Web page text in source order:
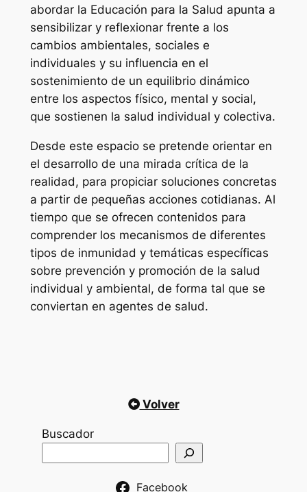
abordar la Educación para la Salud apunta a
sensibilizar y reflexionar frente a los
cambios ambientales, sociales e
individuales y su influencia en el
sostenimiento de un equilibrio dinámico
entre los aspectos físico, mental y social,
que sostienen la salud individual y colectiva.
Desde este espacio se pretende orientar en
el desarrollo de una mirada crítica de la
realidad, para propiciar soluciones concretas
a partir de pequeñas acciones cotidianas. Al
tiempo que se ofrecen contenidos para
comprender los mecanismos de diferentes
tipos de inmunidad y temáticas específicas
sobre prevención y promoción de la salud
individual y ambiental, de forma tal que se
conviertan en agentes de salud.
Volver
Buscador
Facebook